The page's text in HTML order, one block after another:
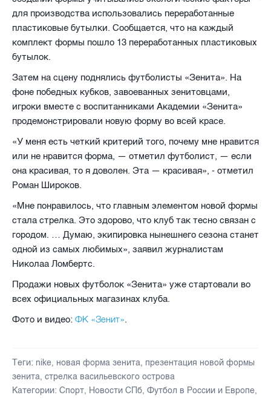
для производства использовались переработанные
пластиковые бутылки. Сообщается, что на каждый
комплект формы пошло 13 переработанных пластиковых
бутылок.
Затем на сцену поднялись футболисты «Зенита». На
фоне победных кубков, завоеванных зенитовцами,
игроки вместе с воспитанниками Академии «Зенита»
продемонстрировали новую форму во всей красе.
«У меня есть четкий критерий того, почему мне нравится
или не нравится форма, — отметил футболист, — если
она красивая, то я доволен. Эта — красивая», - отметил
Роман Широков.
«Мне понравилось, что главным элементом новой формы
стала стрелка. Это здорово, что клуб так тесно связан с
городом. … Думаю, экипировка нынешнего сезона станет
одной из самых любимых», заявил журналистам
Николаа Ломбертс.
Продажи новых футболок «Зенита» уже стартовали во
всех официальных магазинах клуба.
Фото и видео: ФК «Зенит».
Теги: nike, новая форма зенита, презентация новой формы
зенита, стрелка васильевского острова
Категории: Спорт, Новости СПб, Футбол в России и Европе,